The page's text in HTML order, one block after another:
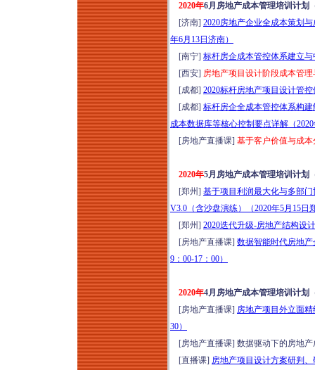
2020年6月房地产成本管理培训计划
[济南] 2020房地产企业全成本策划
年6月13日济南）
[南宁] 标杆房企成本管控体系建立
[西安] 房地产项目设计阶段成本管
[成都] 2020标杆房地产项目设计管
[成都] 标杆房企全成本管控体系构
成本数据库等核心控制要点详解（
[房地产直播课] 基于客户价值与成本
2020年5月房地产成本管理培训计划
[郑州] 基于项目利润最大化与多部
V3.0（含沙盘演练）（2020年5月15日
[郑州] 2020迭代升级-房地产结构设
[房地产直播课] 数据智能时代房地
9：00-17：00）
2020年4月房地产成本管理培训计划
[房地产直播课] 房地产项目外立面
30）
[房地产直播课] 数据驱动下的房地产
[直播课] 房地产项目设计方案研判